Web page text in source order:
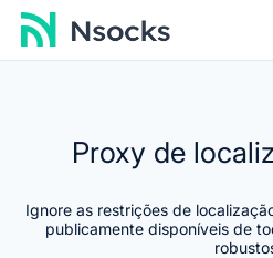
Proxy de
Ignore as restrições de
publicamente disponíveis de